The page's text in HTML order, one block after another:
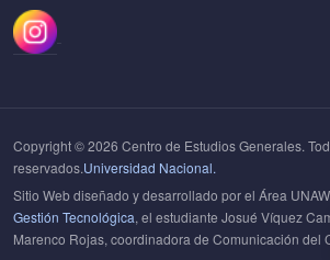
Copyright © 2026 Centro de Estudios Generales.
reservados.Universidad Nacional.
Sitio Web diseñado y desarrollado por el Área
Gestión Tecnológica, el estudiante Josué Víquez
Marenco Rojas, coordinadora de Comunicación del